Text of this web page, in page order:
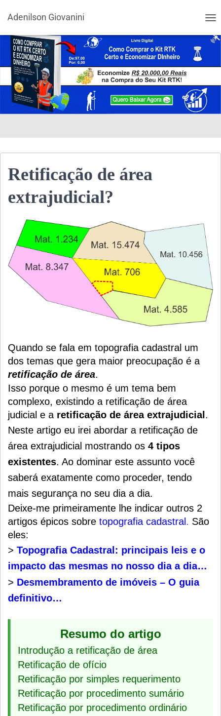
Adenilson Giovanini
Retificação de área
extrajudicial?
Quando se fala em topografia cadastral um
dos temas que gera maior preocupação é a
retificação de área.
Isso porque o mesmo é um tema bem
complexo, existindo a retificação de área
judicial e a retificação de área extrajudicial.
Neste artigo eu irei abordar a retificação de
área extrajudicial mostrando os 4 tipos
existentes. Ao dominar este assunto você
saberá exatamente como proceder, tendo
mais segurança no seu dia a dia.
Deixe-me primeiramente lhe indicar outros 2
artigos épicos sobre topografia cadastral. São
eles:
> Topografia Cadastral: principais leis e o
impacto das mesmas no nosso dia a dia…
> Desmembramento de imóveis – O guia
definitivo…
Resumo do artigo
Introdução a retificação de área
Retificação de ofício
Retificação por simples requerimento
Retificação por procedimento sumário
Retificação por procedimento ordinário